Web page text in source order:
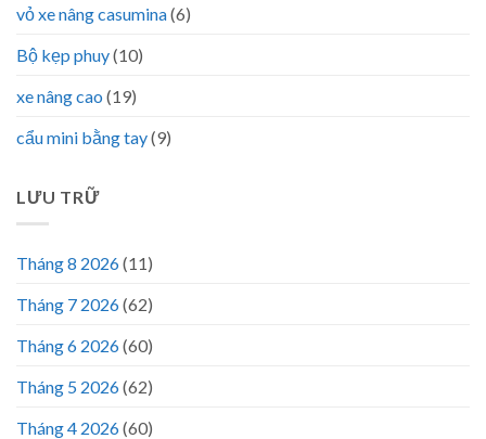
vỏ xe nâng casumina(6)
Bộ kẹp phuy(10)
xe nâng cao (19)
cẩu mini bằng tay(9)
LƯU TRỮ
Tháng 8 2026(11)
Tháng 7 2026(62)
Tháng 6 2026(60)
Tháng 5 2026(62)
Tháng 4 2026(60)